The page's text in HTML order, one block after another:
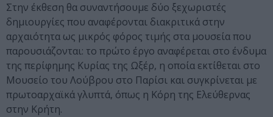
Στην έκθεση θα συναντήσουμε δύο ξεχωριστές
δημιουργίες που αναφέρονται διακριτικά στην
αρχαιότητα ως μικρός φόρος τιμής στα μουσεία που
παρουσιάζονται: το πρώτο έργο αναφέρεται στο ένδυμα
της περίφημης Κυρίας της Ωξέρ, η οποία εκτίθεται στο
Μουσείο του Λούβρου στο Παρίσι και συγκρίνεται με
πρωτοαρχαϊκά γλυπτά, όπως η Κόρη της Ελεύθερνας
στην Κρήτη.